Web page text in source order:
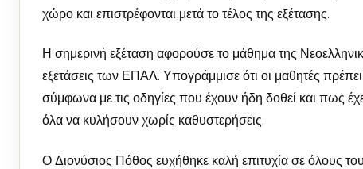
χώρο και επιστρέφονται μετά το τέλος της εξέτασης.
Η σημερινή εξέταση αφορούσε το μάθημα της
εξετάσεις των ΕΠΑΛ. Υπογράμμισε ότι οι μαθητές
σύμφωνα με τις οδηγίες που έχουν ήδη δοθεί και πως
όλα να κυλήσουν χωρίς καθυστερήσεις.
Ο Διονύσιος Πόθος ευχήθηκε καλή επιτυχία σε όλους